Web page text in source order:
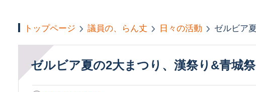
トップページ 議員の、らん丈 日々の活動
ゼルビア夏の2大まつり、漢祭り&青城祭